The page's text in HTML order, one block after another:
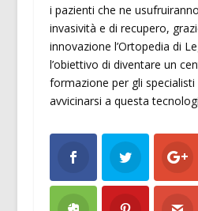
i pazienti che ne
invasività e di recupero,
innovazione l’Ortopedia di
l’obiettivo di diventare un
formazione per gli
avvicinarsi a questa